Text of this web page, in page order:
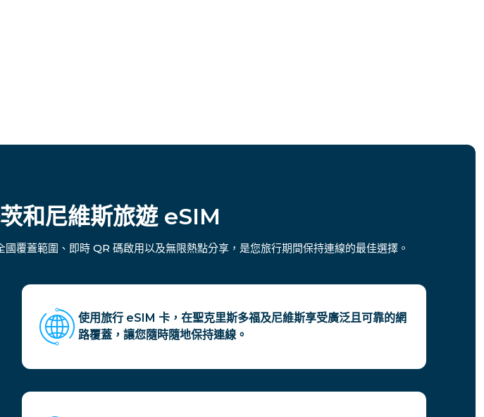
和尼維斯旅遊 eSIM
覆蓋範圍、即時 QR 碼啟用以及無限熱點分享，是您旅行期間保持連線的最佳選擇。
使用旅行 eSIM 卡，在聖克里斯多福及尼維斯享受廣泛且可靠的網
路覆蓋，讓您隨時隨地保持連線。